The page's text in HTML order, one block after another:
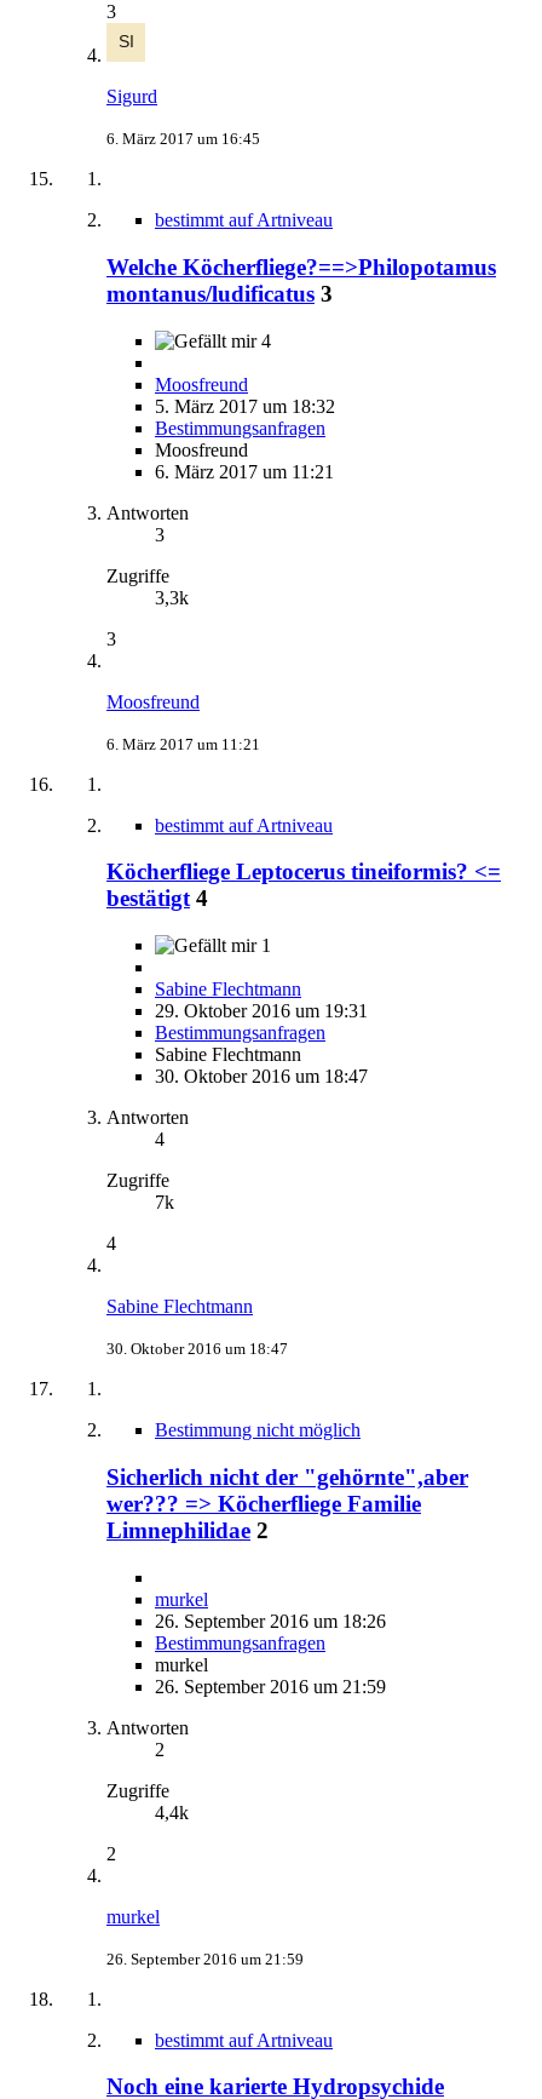
3
Sigurd
6. März 2017 um 16:45
bestimmt auf Artniveau
Welche Köcherfliege?==>Philopotamus
montanus/ludificatus 3
4
Moosfreund
5. März 2017 um 18:32
Bestimmungsanfragen
Moosfreund
6. März 2017 um 11:21
Antworten
3
Zugriffe
3,3k
3
Moosfreund
6. März 2017 um 11:21
bestimmt auf Artniveau
Köcherfliege Leptocerus tineiformis? <=
bestätigt 4
1
Sabine Flechtmann
29. Oktober 2016 um 19:31
Bestimmungsanfragen
Sabine Flechtmann
30. Oktober 2016 um 18:47
Antworten
4
Zugriffe
7k
4
Sabine Flechtmann
30. Oktober 2016 um 18:47
Bestimmung nicht möglich
Sicherlich nicht der "gehörnte",aber
wer??? => Köcherfliege Familie
Limnephilidae 2
murkel
26. September 2016 um 18:26
Bestimmungsanfragen
murkel
26. September 2016 um 21:59
Antworten
2
Zugriffe
4,4k
2
murkel
26. September 2016 um 21:59
bestimmt auf Artniveau
Noch eine karierte Hydropsychide